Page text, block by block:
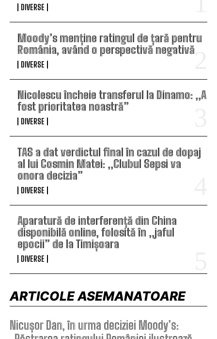
DIVERSE
Moody’s menține ratingul de țară pentru
România, având o perspectivă negativă
DIVERSE
Nicolescu încheie transferul la Dinamo: „A
fost prioritatea noastră”
DIVERSE
TAS a dat verdictul final în cazul de dopaj
al lui Cosmin Matei: „Clubul Sepsi va
onora decizia”
DIVERSE
Aparatură de interferență din China
disponibilă online, folosită în „jaful
epocii” de la Timișoara
DIVERSE
ARTICOLE ASEMANATOARE
Nicușor Dan, în urma deciziei Moody’s: